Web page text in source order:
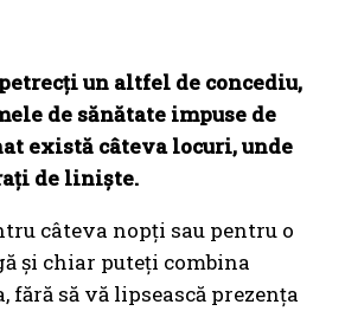
un altfel de concediu,
de sănătate impuse de
există câteva locuri, unde
de liniște.
câteva nopți sau pentru o
și chiar puteți combina
fără să vă lipsească prezența